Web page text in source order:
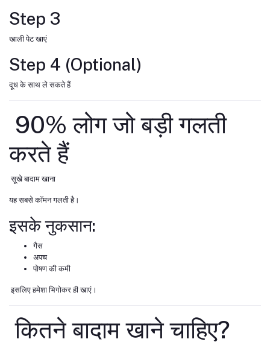
Step 3
खाली पेट खाएं
Step 4 (Optional)
दूध के साथ ले सकते हैं
90% लोग जो बड़ी गलती
करते हैं
सूखे बादाम खाना
यह सबसे कॉमन गलती है।
इसके नुकसान:
गैस
अपच
पोषण की कमी
इसलिए हमेशा भिगोकर ही खाएं।
कितने बादाम खाने चाहिए?